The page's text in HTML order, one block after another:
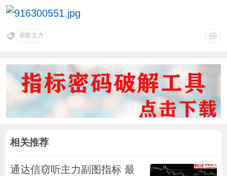
窃听主力
相关推荐
通达信窃听主力副图指标 最